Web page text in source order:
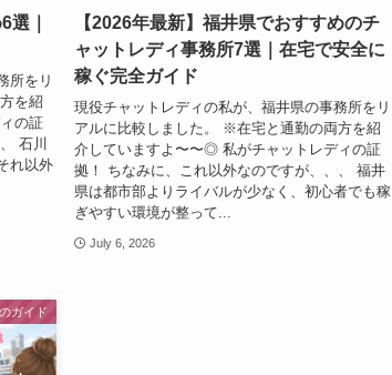
選｜
所をリ
を紹
の証
石川
れ以外
【2026年最新】福井県でおすすめのチ
ャットレディ事務所7選｜在宅で安全に
稼ぐ完全ガイド
現役チャットレディの私が、福井県の事務所をリ
アルに比較しました。 ※在宅と通勤の両方を紹
介していますよ〜〜◎ 私がチャットレディの証
拠！ ちなみに、これ以外なのですが、、、 福井
県は都市部よりライバルが少なく、初心者でも稼
ぎやすい環境が整って...
July 6, 2026
ガイド